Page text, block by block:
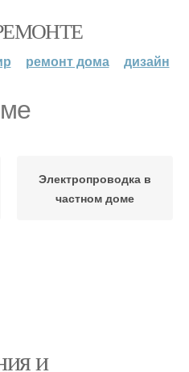
ремонт дома дизайн
Электропроводка в
частном доме
и